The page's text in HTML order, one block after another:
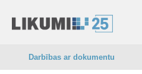
Darbības ar dokumentu